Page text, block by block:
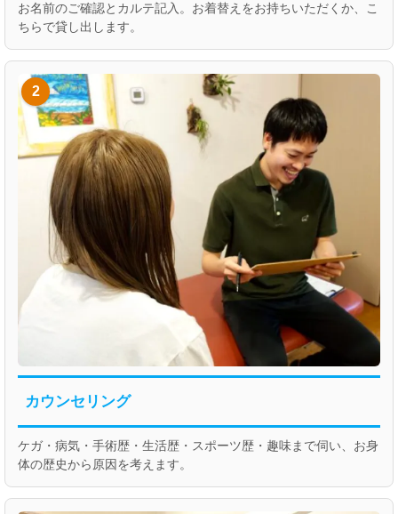
お名前のご確認とカルテ記入。お着替えをお持ちいただくか、こ
ちらで貸し出します。
2
カウンセリング
ケガ・病気・手術歴・生活歴・スポーツ歴・趣味まで伺い、お身
体の歴史から原因を考えます。